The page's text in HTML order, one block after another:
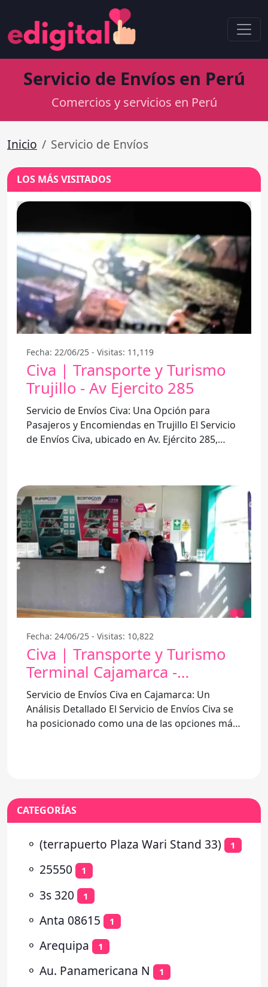
Servicio de Envíos en Perú
Comercios y servicios en Perú
Inicio Servicio de Envíos
LOS MÁS VISITADOS
Fecha: 22/06/25 - Visitas: 11,119
Civa | Transporte y Turismo
Trujillo - Av Ejercito 285
Servicio de Envíos Civa: Una Opción para
Pasajeros y Encomiendas en Trujillo El Servicio
de Envíos Civa, ubicado en Av. Ejército 285,
Fecha: 24/06/25 - Visitas: 10,822
Civa | Transporte y Turismo
Terminal Cajamarca -
Cajamarca 06003
Servicio de Envíos Civa en Cajamarca: Un
Análisis Detallado El Servicio de Envíos Civa se
ha posicionado como una de las opciones más
CATEGORÍAS
⚬ (terrapuerto Plaza Wari Stand 33) 1
⚬ 25550 1
⚬ 3s 320 1
⚬ Anta 08615 1
⚬ Arequipa 1
⚬ Au. Panamericana N 1